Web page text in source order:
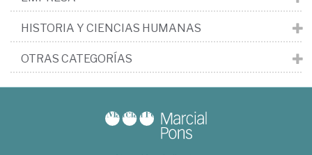
HISTORIA Y CIENCIAS HUMANAS
OTRAS CATEGORÍAS